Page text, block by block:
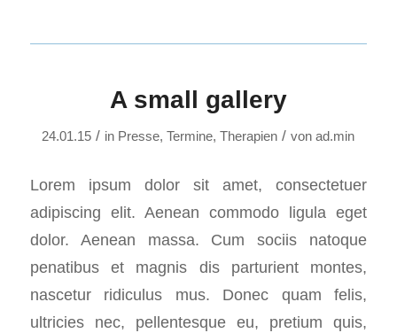
A small gallery
24.01.15 / in Presse,Termine,Therapien / vonad.min
Lorem ipsum dolor sit amet, consectetuer
adipiscing elit. Aenean commodo ligula eget
dolor. Aenean massa. Cum sociis natoque
penatibus et magnis dis parturient montes,
nascetur ridiculus mus. Donec quam felis,
ultricies nec, pellentesque eu, pretium quis,